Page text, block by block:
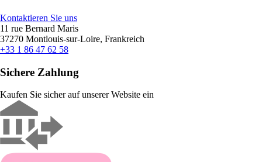
Kontaktieren Sie uns
11 rue Bernard Maris
37270 Montlouis-sur-Loire, Frankreich
+33 1 86 47 62 58
Sichere Zahlung
Kaufen Sie sicher auf unserer Website ein